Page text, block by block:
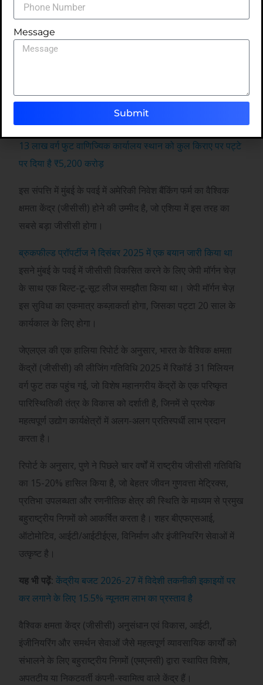
भारत के सबसे बड़े वाणिज्यिक कार्यालय लेनदेन में से एक में, जेपी मॉर्गन
सर्विसेज इंडिया प्राइवेट लिमिटेड ने दिसंबर 2025 में, एक एसपीवी से
मुंबई के पवई में 13 लाख वर्ग फुट से अधिक का एक बिल्ट-टू-सूट
हिस्सेदारी है, कुल किराये के लिए।₹सीआरई मैट्रिक्स द्वारा प्राप्त
संपत्ति पंजीकरण दस्तावेजों के अनुसार, 5,200 करोड़।
यह भी पढ़ें:₹5,200 करोड़”>मुंबई रियल एस्टेट: जेपी मॉर्गन ने पवई में
13 लाख वर्ग फुट वाणिज्यिक कार्यालय स्थान को कुल किराए पर पट्टे
पर दिया है₹5,200 करोड़
इस संपत्ति में मुंबई के पवई में अमेरिकी निवेश बैंकिंग फर्म का वैश्विक
क्षमता केंद्र (जीसीसी) होने की उम्मीद है, जो एशिया में इस तरह का
सबसे बड़ा जीसीसी होगा।
ब्रुकफील्ड प्रॉपर्टीज ने दिसंबर 2025 में एक बयान जारी किया था
इसने मुंबई के पवई में जीसीसी विकसित करने के लिए जेपी मॉर्गन चेज़
के साथ एक बिल्ट-टू-सूट लीज समझौता किया था। जेपी मॉर्गन चेज़
इस सुविधा का एकमात्र कब्ज़ाकर्ता होगा, जिसका पट्टा 20 साल के
कार्यकाल के लिए होगा।
जेएलएल की एक हालिया रिपोर्ट के अनुसार, भारत के वैश्विक क्षमता
केंद्रों (जीसीसी) की लीजिंग गतिविधि 2025 में रिकॉर्ड 31 मिलियन
वर्ग फुट तक पहुंच गई, जो विशेष महानगरीय केंद्रों के एक परिष्कृत
पारिस्थितिकी तंत्र के विकास को दर्शाती है, जिनमें से प्रत्येक
महत्वपूर्ण उद्योग कार्यक्षेत्रों में अलग-अलग प्रतिस्पर्धी लाभ प्रदान
करता है।
रिपोर्ट के अनुसार, पुणे ने पिछले चार वर्षों में राष्ट्रीय जीसीसी गतिविधि
का 15-20% हासिल किया है, जो बेहतर जीवन गुणवत्ता मेट्रिक्स,
प्रतिभा उपलब्धता और रणनीतिक क्षेत्र की स्थिति के माध्यम से प्रमुख
बहुराष्ट्रीय निगमों को आकर्षित करता है। शहर बीएफएसआई,
ऑटोमोटिव, आईटी/आईटीईएस, विनिर्माण और इंजीनियरिंग सेवाओं में
उत्कृष्ट है।
यह भी पढ़ें: केंद्रीय बजट 2026-27 में विदेशी तकनीकी इकाइयों पर
कर लगाने के लिए 15.5% न्यूनतम लाभ का प्रस्ताव है
वैश्विक क्षमता केंद्र (जीसीसी) अनुसंधान एवं विकास, आईटी,
इंजीनियरिंग और समर्थन सेवाओं जैसे महत्वपूर्ण व्यावसायिक कार्यों को
संभालने के लिए बहुराष्ट्रीय निगमों (एमएनसी) द्वारा स्थापित विशेष,
अपतटीय या निकटवर्ती कंपनी-स्वामित्व वाले केंद्र हैं।
Message
Submit